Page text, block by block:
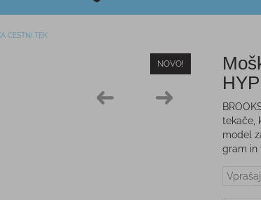
CESTNI TEK
NOVO!
tekače,
model
gram in